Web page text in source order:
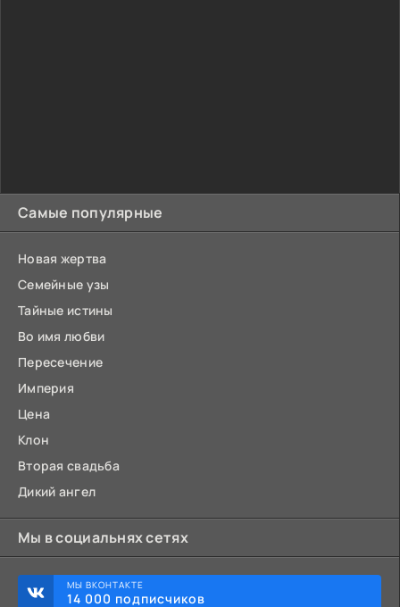
Самые популярные
Новая жертва
Семейные узы
Тайные истины
Во имя любви
Пересечение
Империя
Цена
Клон
Вторая свадьба
Дикий ангел
Мы в социальнях сетях
МЫ ВКОНТАКТЕ
14 000 подписчиков